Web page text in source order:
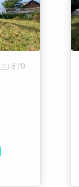
870